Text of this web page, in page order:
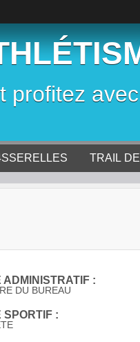
profitez
TRAIL
ADMINISTRATIF :
DU BUREAU
SPORTIF :